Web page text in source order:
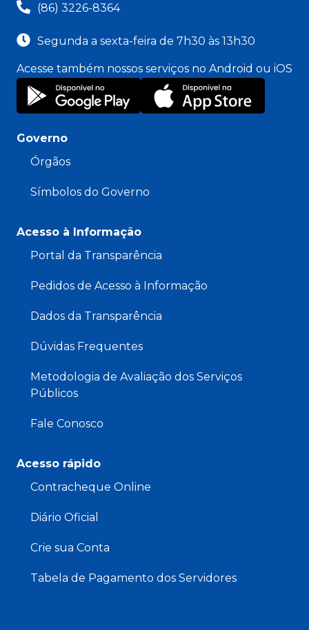
(86) 3226-8364
Segunda a sexta-feira de 7h30 às 13h30
Acesse também nossos serviços no Android ou iOS
Governo
Órgãos
Símbolos do Governo
Acesso à Informação
Portal da Transparência
Pedidos de Acesso à Informação
Dados da Transparência
Dúvidas Frequentes
Metodologia de Avaliação dos Serviços
Públicos
Fale Conosco
Acesso rápido
Contracheque Online
Diário Oficial
Crie sua Conta
Tabela de Pagamento dos Servidores